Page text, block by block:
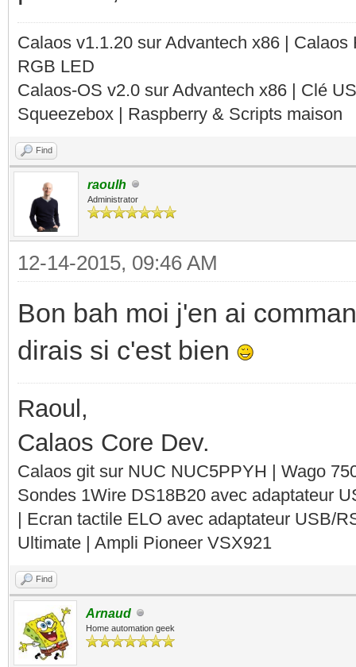
Calaos v1.1.20 sur Advantech x86 |
RGB LED
Calaos-OS v2.0 sur Advantech x86 | Clé
Squeezebox | Raspberry & Scripts maison
Find
raoulh
Administrator
12-14-2015, 09:46 AM
Bon bah moi j'en ai
dirais si c'est bien
Raoul,
Calaos Core Dev.
Calaos git sur NUC NUC5PPYH | Wago
Sondes 1Wire DS18B20 avec adaptateur
| Ecran tactile ELO avec adaptateur USB/
Ultimate | Ampli Pioneer VSX921
Find
Arnaud
Home automation geek